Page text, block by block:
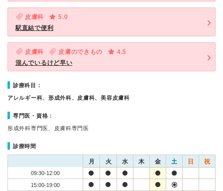
皮膚科
5.0
駅直結で便利
皮膚科 皮膚のできもの
4.5
混んでいるけど早い
診療科目：
アレルギー科、形成外科、皮膚科、美容皮膚科
専門医・資格：
形成外科専門医、皮膚科専門医
診療時間
月 火 水 木 金 土 日 祝
09:30-12:00
15:00-19:00